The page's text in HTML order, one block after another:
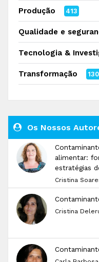
Produção 413
Qualidade e
Tecnologia &
Transformação 130
Os Nossos
alimentar:
estratégias
Cristina
Cristina